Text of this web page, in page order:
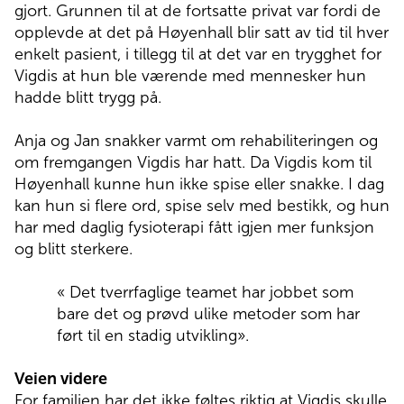
gjort. Grunnen til at de fortsatte privat var fordi de
opplevde at det på Høyenhall blir satt av tid til hver
enkelt pasient, i tillegg til at det var en trygghet for
Vigdis at hun ble værende med mennesker hun
hadde blitt trygg på.
Anja og Jan snakker varmt om rehabiliteringen og
om fremgangen Vigdis har hatt. Da Vigdis kom til
Høyenhall kunne hun ikke spise eller snakke. I dag
kan hun si flere ord, spise selv med bestikk, og hun
har med daglig fysioterapi fått igjen mer funksjon
og blitt sterkere.
« Det tverrfaglige teamet har jobbet som
bare det og prøvd ulike metoder som har
ført til en stadig utvikling».
Veien videre